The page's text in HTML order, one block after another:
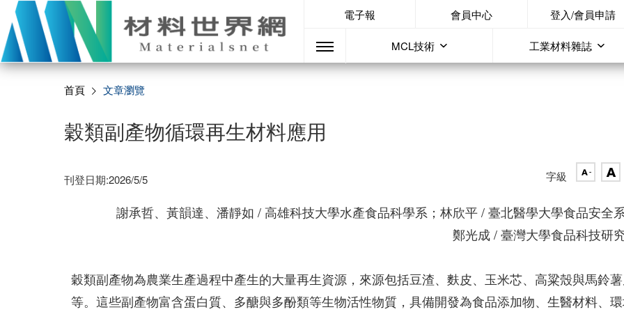
電子報 會員中心 登入/會員申請
MCL技術 工業材料雜誌
首頁 文章瀏覽
穀類副產物循環再生材料應用
刊登日期:2026/5/5 字級
謝承哲、黃韻達、潘靜如 / 高雄科技大學水產食品科學系；林欣平 / 臺北醫學大學食品安全
鄭光成 / 臺灣大學食品科技研
穀類副產物為農業生產過程中產生的大量再生資源，來源包括豆渣、麩皮、玉米芯、高粱殼與馬鈴
等。這些副產物富含蛋白質、多醣與多酚類等生物活性物質，具備開發為食品添加物、生醫材料、